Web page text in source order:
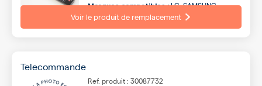
Marques compatibles :LG, SAMSUNG,
CONTINENTAL EDISON, AYA, SABA, OCEANIC,
LISTO, PHILIPS, PANASONIC, QILIVE ...
Voir le produit de remplacement
Telecommande
Ref. produit : 30087732